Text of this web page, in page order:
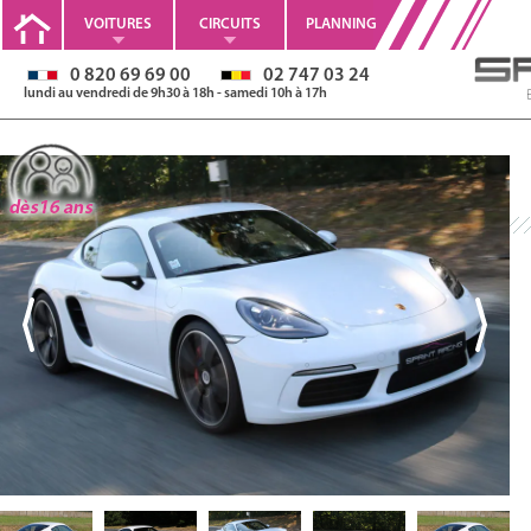
VOITURES CIRCUITS PLANNING
0 820 69 69 00 02 747 03 24
lundi au vendredi de 9h30 à 18h - samedi 10h à 17h